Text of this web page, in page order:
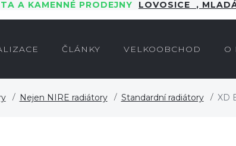
A KAMENNÉ PRODEJNY LOVOSICE ,
ČLÁNKY VELKOOBCHOD O
Nejen NIRE radiátory Standardní radiátory XD